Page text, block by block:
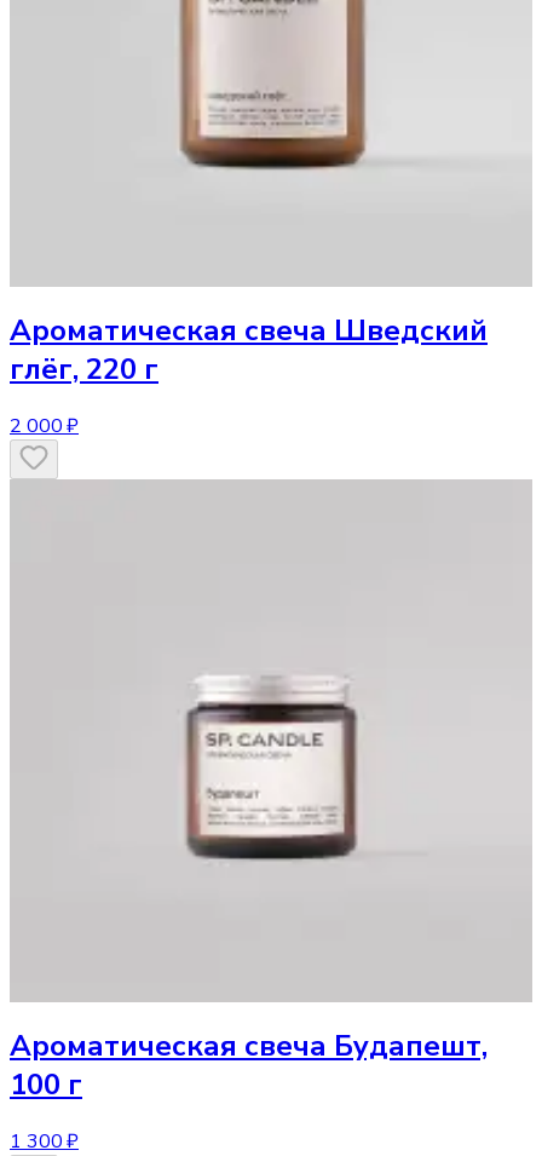
Ароматическая свеча Шведский
глёг, 220 г
2 000 ₽
Ароматическая свеча Будапешт,
100 г
1 300 ₽